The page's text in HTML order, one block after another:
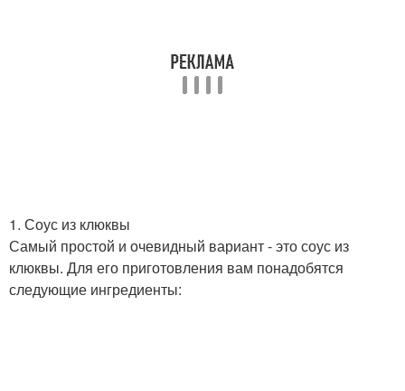
1. Соус из клюквы
Самый простой и очевидный вариант - это соус из
клюквы. Для его приготовления вам понадобятся
следующие ингредиенты: